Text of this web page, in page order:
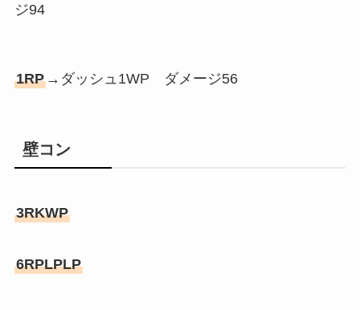
ジ94
1RP→ダッシュ1WP ダメージ56
壁コン
3RKWP
6RPLPLP